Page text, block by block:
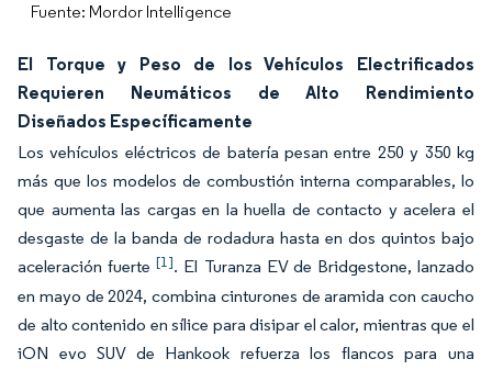
Fuente: Mordor Intelligence
El Torque y Peso de los Vehículos Electrificados
Requieren Neumáticos de Alto Rendimiento
Diseñados Específicamente
Los vehículos eléctricos de batería pesan entre 250 y 350 kg
más que los modelos de combustión interna comparables, lo
que aumenta las cargas en la huella de contacto y acelera el
desgaste de la banda de rodadura hasta en dos quintos bajo
aceleración fuerte[1]. El Turanza EV de Bridgestone, lanzado
en mayo de 2024, combina cinturones de aramida con caucho
de alto contenido en sílice para disipar el calor, mientras que el
iON evo SUV de Hankook refuerza los flancos para una